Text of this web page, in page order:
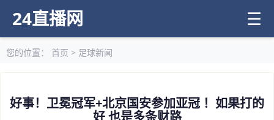
24直播网 ☰
您的位置： 首页 > 足球新闻
好事！卫冕冠军+北京国安参加亚冠 ！如果打的
好 也是多条财路